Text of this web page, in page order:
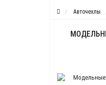
Авточехлы